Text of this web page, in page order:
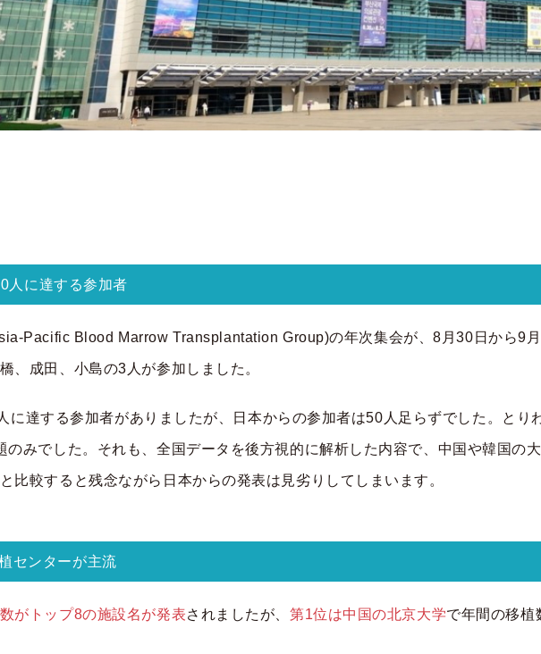
人に達する参加者
Pacific Blood Marrow Transplantation Group)の年次集会が、8月30日から9
、成田、小島の3人が参加しました。
に達する参加者がありましたが、日本からの参加者は50人足らずでした。とり
のみでした。それも、全国データを後方視的に解析した内容で、中国や韓国の
比較すると残念ながら日本からの発表は見劣りしてしまいます。
センターが主流
がトップ8の施設名が発表されましたが、 第1位は中国の北京大学で年間の移植